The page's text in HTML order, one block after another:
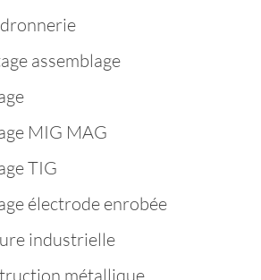
assemblage
MIG MAG
TIG
électrode enrobée
industrielle
métallique